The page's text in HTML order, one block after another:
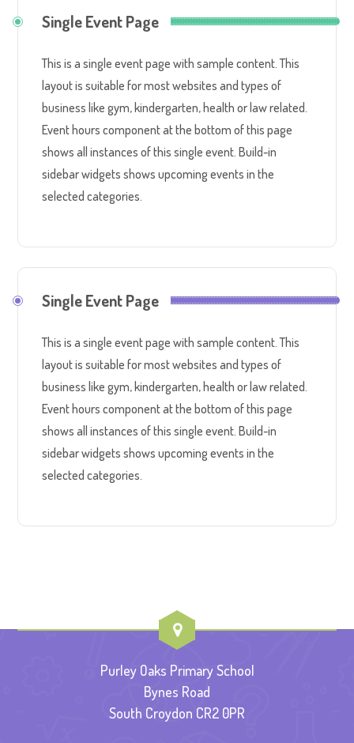
Single Event Page
This is a single event page with sample content. This
layout is suitable for most websites and types of
business like gym, kindergarten, health or law related.
Event hours component at the bottom of this page
shows all instances of this single event. Build-in
sidebar widgets shows upcoming events in the
selected categories.
Single Event Page
This is a single event page with sample content. This
layout is suitable for most websites and types of
business like gym, kindergarten, health or law related.
Event hours component at the bottom of this page
shows all instances of this single event. Build-in
sidebar widgets shows upcoming events in the
selected categories.
Purley Oaks Primary School
Bynes Road
South Croydon CR2 0PR